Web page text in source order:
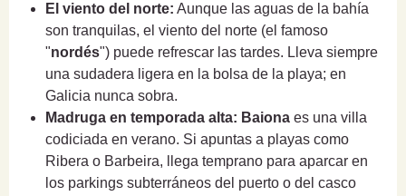
El viento del norte: Aunque las aguas de la bahía
son tranquilas, el viento del norte (el famoso
"nordés") puede refrescar las tardes. Lleva siempre
una sudadera ligera en la bolsa de la playa; en
Galicia nunca sobra.
Madruga en temporada alta: Baiona es una villa
codiciada en verano. Si apuntas a playas como
Ribera o Barbeira, llega temprano para aparcar en
los parkings subterráneos del puerto o del casco